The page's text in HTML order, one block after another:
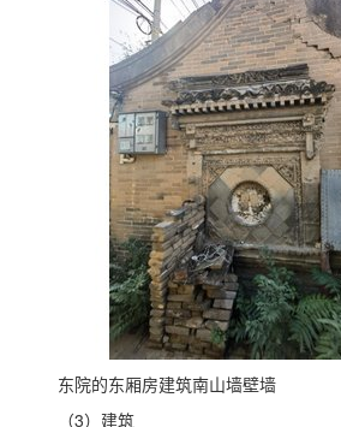
东院的东厢房建筑南山墙壁墙
（3）建筑